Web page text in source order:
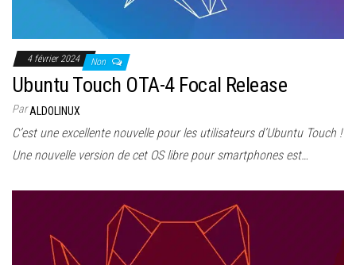
4 février 2024 Non
Ubuntu Touch OTA-4 Focal Release
ParALDOLINUX
C’est une excellente nouvelle pour les utilisateurs d’Ubuntu Touch !
Une nouvelle version de cet OS libre pour smartphones est…